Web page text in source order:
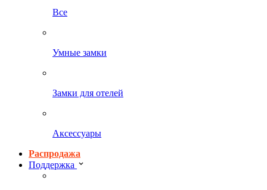
Все
Умные замки
Замки для отелей
Аксессуары
Распродажа
Поддержка